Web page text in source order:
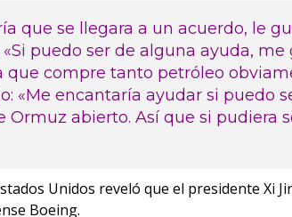
que se llegara a un acuerdo, le
puedo ser de alguna ayuda, me
que compre tanto petróleo
«Me encantaría ayudar si puedo
Ormuz abierto. Así que si pudiera
Unidos reveló que el presidente Xi
Boeing.